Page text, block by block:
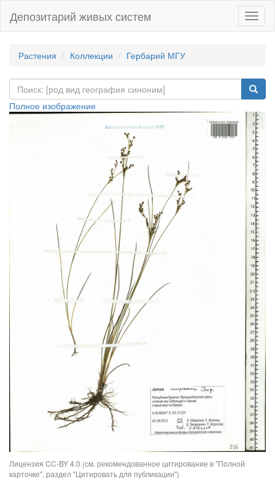
Депозитарий живых систем
Растения Коллекции Гербарий МГУ
Полное изображение
Лицензия CC-BY 4.0 (см. рекомендованное цитирование в "Полной
карточке", раздел "Цитировать для публикации")